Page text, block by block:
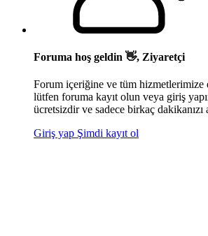
Foruma hoş geldin 👋, Ziyaretçi
Forum içeriğine ve tüm hizmetlerimize
lütfen foruma kayıt olun veya giriş
ücretsizdir ve sadece birkaç dakikanızı
Giriş yap Şimdi kayıt ol